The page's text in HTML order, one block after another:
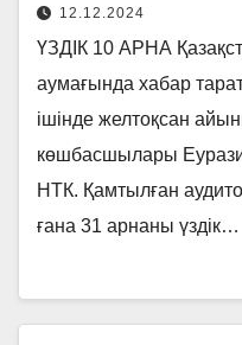
12.12.2024
ҮЗДІК 10 АРНА
аумағында хабар
ішінде желтоқсан
көшбасшылары
НТК. Қамтылған
ғана 31 арнаны үздік…